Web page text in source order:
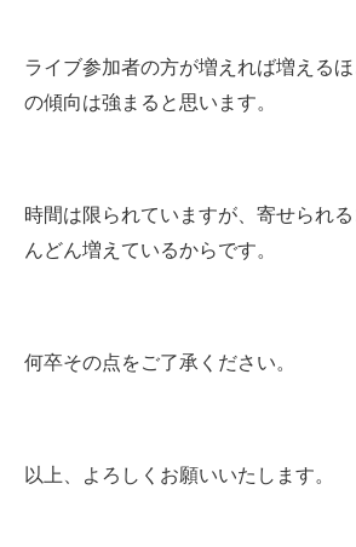
ライブ参加者の方が増えれば増える
の傾向は強まると思います。
時間は限られていますが、寄せられ
んどん増えているからです。
何卒その点をご了承ください。
以上、よろしくお願いいたします。